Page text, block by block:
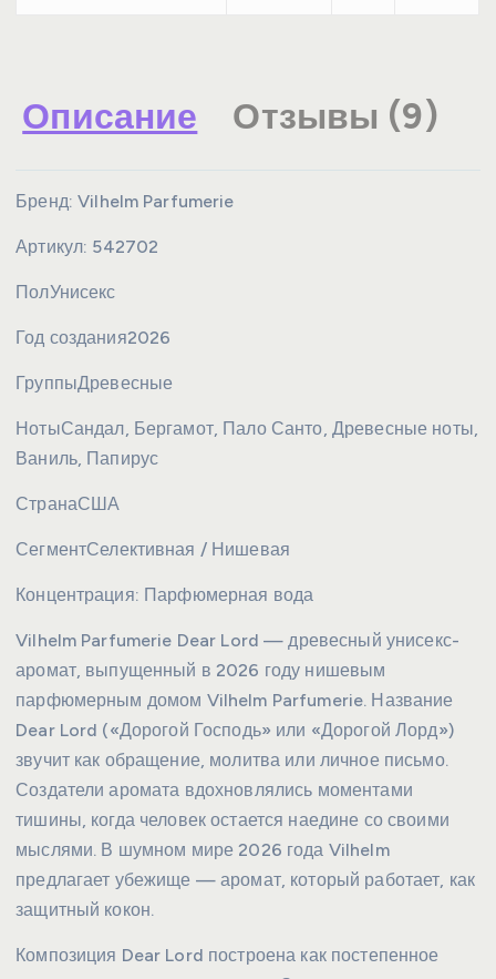
Описание Отзывы (9)
Бренд:Vilhelm Parfumerie
Артикул: 542702
ПолУнисекс
Год создания2026
ГруппыДревесные
НотыСандал, Бергамот, Пало Санто, Древесные ноты,
Ваниль, Папирус
СтранаСША
СегментСелективная / Нишевая
Концентрация: Парфюмерная вода
Vilhelm Parfumerie Dear Lord — древесный унисекс-
аромат, выпущенный в 2026 году нишевым
парфюмерным домом Vilhelm Parfumerie. Название
Dear Lord («Дорогой Господь» или «Дорогой Лорд»)
звучит как обращение, молитва или личное письмо.
Создатели аромата вдохновлялись моментами
тишины, когда человек остается наедине со своими
мыслями. В шумном мире 2026 года Vilhelm
предлагает убежище — аромат, который работает, как
защитный кокон.
Композиция Dear Lord построена как постепенное